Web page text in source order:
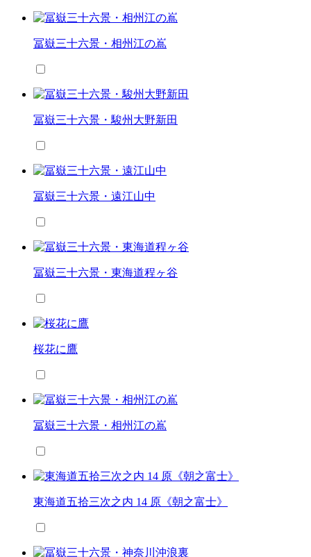
冨嶽三十六景・相州江の嶌
冨嶽三十六景・駿州大野新田
冨嶽三十六景・遠江山中
冨嶽三十六景・東海道程ヶ谷
桜花に鷹
冨嶽三十六景・相州江の嶌
東海道五拾三次之内 14 原《朝之富士》